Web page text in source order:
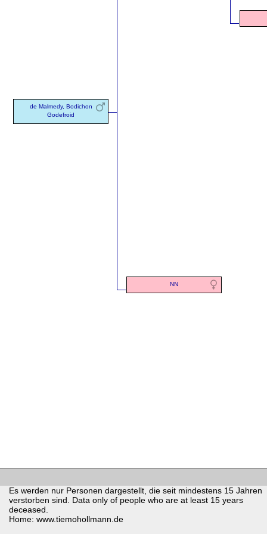
de Malmedy, Bodichon
Godefroid
NN
Es werden nur Personen dargestellt, die seit mindestens 15 Jahren
verstorben sind. Data only of people who are at least 15 years
deceased.
Home: www.tiemohollmann.de